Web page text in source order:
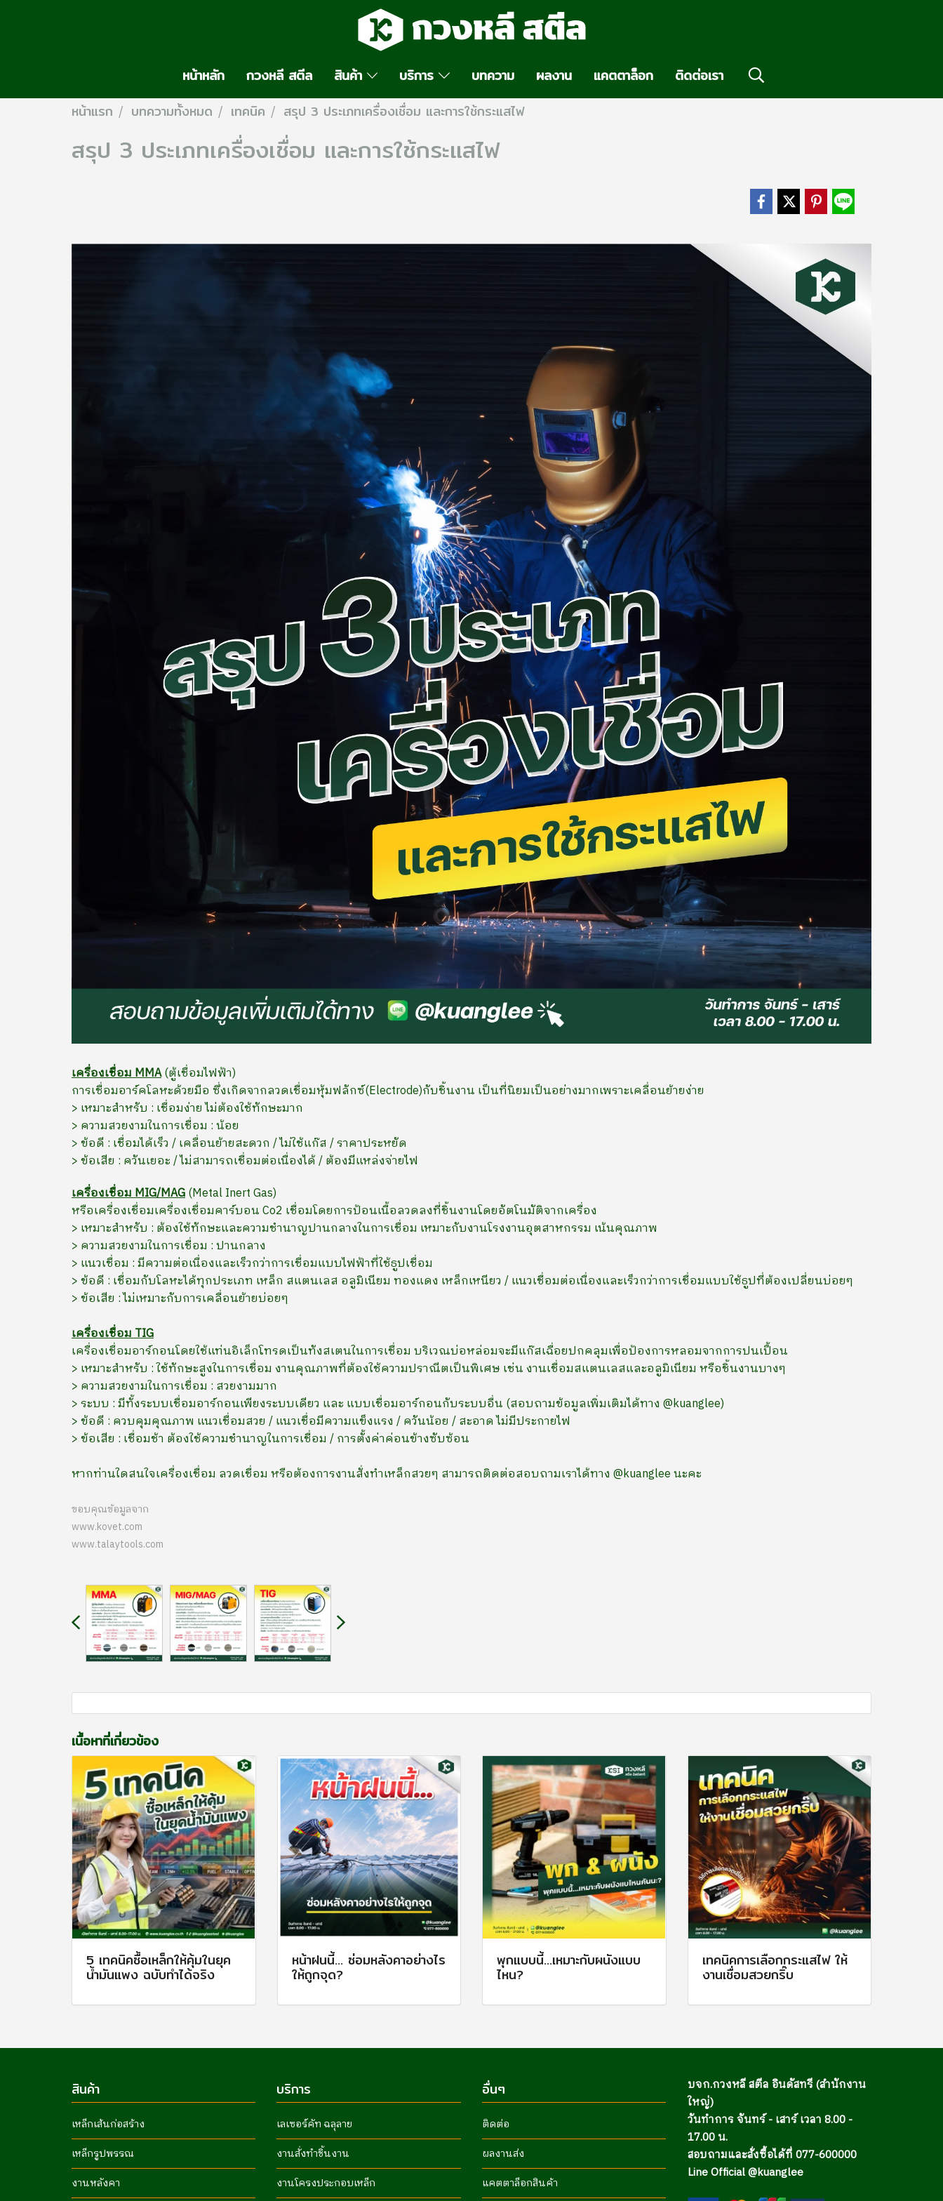
หน้าหลัก กวงหลี สตีล สินค้า บริการ บทความ ผลงาน แคตตาล็อก
ติดต่อเรา
หน้าแรก
บทความทั้งหมด เทคนิค สรุป 3 ประเภทเครื่องเชื่อม และการใช้กระแสไฟ
สรุป 3 ประเภทเครื่องเชื่อม และการใช้กระแสไฟ
เครื่องเชื่อม MMA(ตู้เชื่อมไฟฟ้า)
การเชื่อมอาร์คโลหะด้วยมือ ซึ่งเกิดจากลวดเชื่อมหุ้มฟลักซ์(Electrode)กับชิ้นงาน เป็นที่นิยมเป็นอย่างมากเพราะเคลื่อนย้ายง่าย
> เหมาะสำหรับ : เชื่อมง่าย ไม่ต้องใช้ทักษะมาก
> ความสวยงามในการเชื่อม : น้อย
> ข้อดี : เชื่อมได้เร็ว / เคลื่อนย้ายสะดวก / ไม่ใช้แก๊ส / ราคาประหยัด
> ข้อเสีย : ควันเยอะ / ไม่สามารถเชื่อมต่อเนื่องได้ / ต้องมีแหล่งจ่ายไฟ
เครื่องเชื่อม MIG/MAG(Metal Inert Gas)
หรือเครื่องเชื่อมเครื่องเชื่อมคาร์บอน Co2 เชื่อมโดยการป้อนเนื้อลวดลงที่ชิ้นงานโดยอัตโนมัติจากเครื่อง
> เหมาะสำหรับ : ต้องใช้ทักษะและความชำนาญปานกลางในการเชื่อม เหมาะกับงานโรงงานอุตสาหกรรม เน้นคุณภาพ
> ความสวยงามในการเชื่อม : ปานกลาง
> แนวเชื่อม : มีความต่อเนื่องและเร็วกว่าการเชื่อมแบบไฟฟ้าที่ใช้ธูปเชื่อม
> ข้อดี : เชื่อมกับโลหะได้ทุกประเภท เหล็ก สแตนเลส อลูมิเนียม ทองแดง เหล็กเหนียว / แนวเชื่อมต่อเนื่องและเร็วกว่าการเชื่อมแบบใช้ธูปที่ต้องเปลี่ยนบ่อยๆ
> ข้อเสีย : ไม่เหมาะกับการเคลื่อนย้ายบ่อยๆ
เครื่องเชื่อม TIG
เครื่องเชื่อมอาร์กอนโดยใช้แท่นอิเล็กโทรดเป็นทังสเตนในการเชื่อม บริเวณบ่อหล่อมจะมีแก๊สเฉื่อยปกคลุมเพื่อป้องการหลอมจากการปนเปื้อน
> เหมาะสำหรับ : ใช้ทักษะสูงในการเชื่อม งานคุณภาพที่ต้องใช้ความปราณีตเป็นพิเศษ เช่น งานเชื่อมสแตนเลสและอลูมิเนียม หรือชิ้นงานบางๆ
> ความสวยงามในการเชื่อม : สวยงามมาก
> ระบบ : มีทั้งระบบเชื่อมอาร์กอนเพียงระบบเดียว และ แบบเชื่อมอาร์กอนกับระบบอื่น (สอบถามข้อมูลเพิ่มเติมได้ทาง @kuanglee)
> ข้อดี : ควบคุมคุณภาพ แนวเชื่อมสวย / แนวเชื่อมีความแข็งแรง / ควันน้อย / สะอาด ไม่มีประกายไฟ
> ข้อเสีย : เชื่อมช้า ต้องใช้ความชำนาญในการเชื่อม / การตั้งค่าค่อนข้างซับซ้อน
หากท่านใดสนใจเครื่องเชื่อม ลวดเชื่อม หรือต้องการงานสั่งทำเหล็กสวยๆ สามารถติดต่อสอบถามเราได้ทาง @kuanglee นะคะ
ขอบคุณข้อมูลจาก
www.kovet.com
www.talaytools.com
เนื้อหาที่เกี่ยวข้อง
5 เทคนิคซื้อเหล็กให้คุ้มในยุค
น้ำมันแพง ฉบับทำได้จริง
หน้าฝนนี้... ซ่อมหลังคาอย่างไร
ให้ถูกจุด?
พุกแบบนี้...เหมาะกับผนังแบบ
ไหน?
เทคนิคการเลือกกระแสไฟ ให้
งานเชื่อมสวยกริ๊บ
สินค้า
เหล็กเส้นก่อสร้าง
เหล็กรูปพรรณ
งานหลังคา
บริการ
เลเซอร์คัท ฉลุลาย
งานสั่งทำชิ้นงาน
งานโครงประกอบเหล็ก
อื่นๆ
ติดต่อ
ผลงานส่ง
แคตตาล็อกสินค้า
บจก.กวงหลี สตีล อินดัสทรี (สำนักงาน
ใหญ่)
วันทำการ จันทร์ - เสาร์ เวลา 8.00 -
17.00 น.
สอบถามและสั่งซื้อได้ที่ 077-600000
Line Official @kuanglee